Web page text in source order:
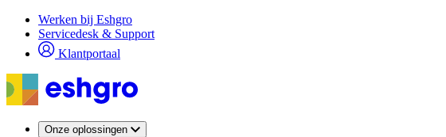
Overslaan
inhoud
gaan
Werken bij Eshgro
Servicedesk & Support
Klantportaal
Onze oplossingen